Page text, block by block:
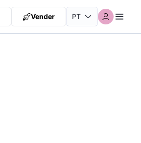
Vender